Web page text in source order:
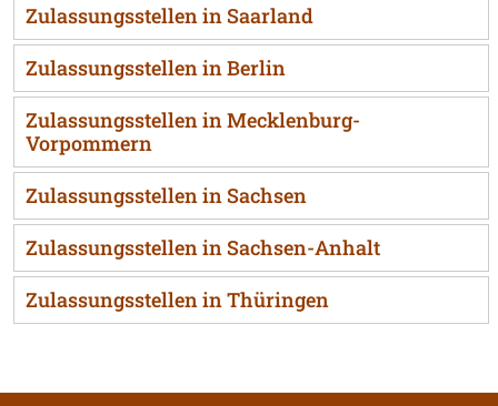
Zulassungsstellen in Saarland
Zulassungsstellen in Berlin
Zulassungsstellen in Mecklenburg-
Vorpommern
Zulassungsstellen in Sachsen
Zulassungsstellen in Sachsen-Anhalt
Zulassungsstellen in Thüringen